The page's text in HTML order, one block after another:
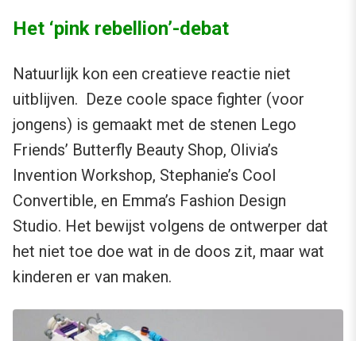
Het ‘pink rebellion’-debat
Natuurlijk kon een creatieve reactie niet
uitblijven. Deze coole space fighter (voor
jongens) is gemaakt met de stenen Lego
Friends’ Butterfly Beauty Shop, Olivia’s
Invention Workshop, Stephanie’s Cool
Convertible, en Emma’s Fashion Design
Studio. Het bewijst volgens de ontwerper dat
het niet toe doe wat in de doos zit, maar wat
kinderen er van maken.